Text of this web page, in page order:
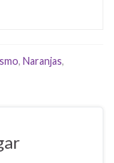
, Naranjas,